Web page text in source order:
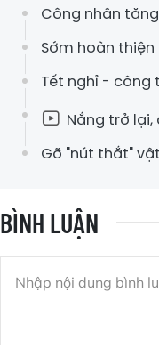
Công nhân
Sớm hoàn
Tết nghỉ - công
Nắng trở lại,
Gỡ "nút thắt"
BÌNH LUẬN